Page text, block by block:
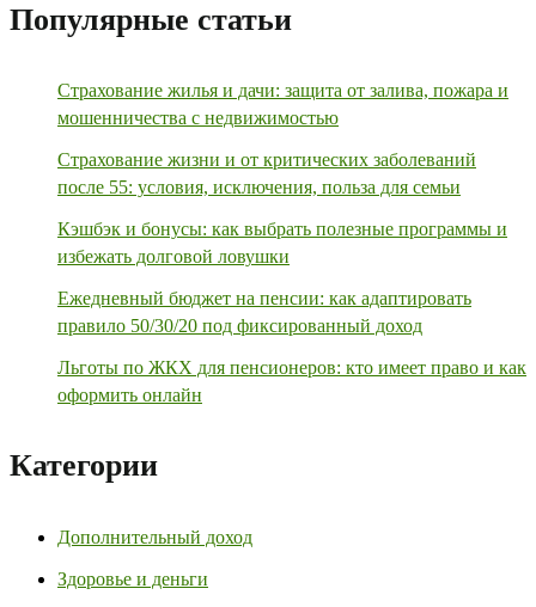
Популярные статьи
Страхование жилья и дачи: защита от залива, пожара и
мошенничества с недвижимостью
Страхование жизни и от критических заболеваний
после 55: условия, исключения, польза для семьи
Кэшбэк и бонусы: как выбрать полезные программы и
избежать долговой ловушки
Ежедневный бюджет на пенсии: как адаптировать
правило 50/30/20 под фиксированный доход
Льготы по ЖКХ для пенсионеров: кто имеет право и как
оформить онлайн
Категории
Дополнительный доход
Здоровье и деньги